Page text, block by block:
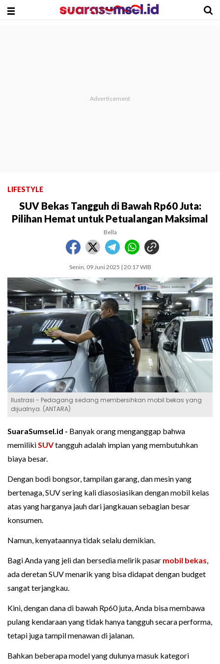
LIFESTYLE
SUV Bekas Tangguh di Bawah Rp60 Juta:
Pilihan Hemat untuk Petualangan Maksimal
Bella
Senin, 09 Juni 2025 | 20:17 WIB
Ilustrasi - Pedagang sedang membersihkan mobil bekas yang
dijualnya. (ANTARA)
SuaraSumsel.id - Banyak orang menganggap bahwa
memilikiSUVtangguh adalah impian yang membutuhkan
biaya besar.
Dengan bodi bongsor, tampilan garang, dan mesin yang
bertenaga, SUV sering kali diasosiasikan dengan mobil kelas
atas yang harganya jauh dari jangkauan sebagian besar
konsumen.
Namun, kenyataannya tidak selalu demikian.
Bagi Anda yang jeli dan bersedia melirik pasar mobil bekas,
ada deretan SUV menarik yang bisa didapat dengan budget
sangat terjangkau.
Kini, dengan dana di bawah Rp60 juta, Anda bisa membawa
pulang kendaraan yang tidak hanya tangguh secara performa,
tetapi juga tampil menawan di jalanan.
Bahkan beberapa model yang dulunya masuk kategori